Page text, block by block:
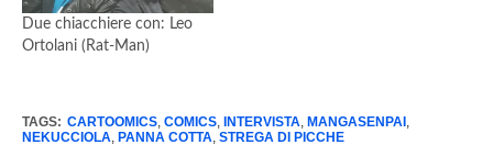
Due chiacchiere con: Leo
Ortolani (Rat-Man)
TAGS: CARTOOMICS, COMICS, INTERVISTA, MANGASENPAI ,
NEKUCCIOLA, PANNA COTTA, STREGA DI PICCHE